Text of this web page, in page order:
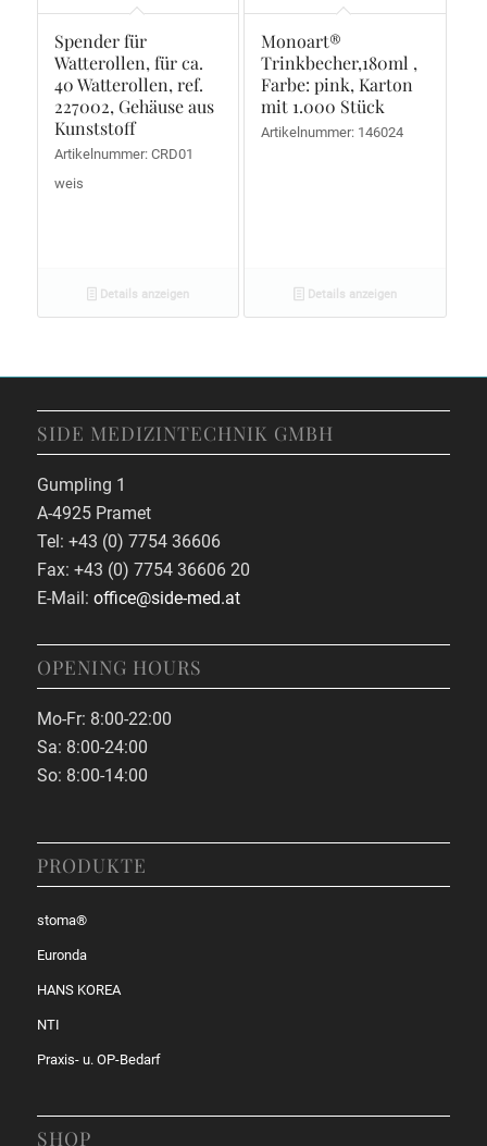
Spender für
Watterollen, für ca.
40 Watterollen, ref.
227002, Gehäuse aus
Kunststoff
Artikelnummer: CRD01
weis
Details anzeigen
Monoart®
Trinkbecher,180ml ,
Farbe: pink, Karton
mit 1.000 Stück
Artikelnummer: 146024
Details anzeigen
SIDE MEDIZINTECHNIK GMBH
Gumpling 1
A-4925 Pramet
Tel: +43 (0) 7754 36606
Fax: +43 (0) 7754 36606 20
E-Mail: office@side-med.at
OPENING HOURS
Mo-Fr: 8:00-22:00
Sa: 8:00-24:00
So: 8:00-14:00
PRODUKTE
stoma®
Euronda
HANS KOREA
NTI
Praxis- u. OP-Bedarf
SHOP